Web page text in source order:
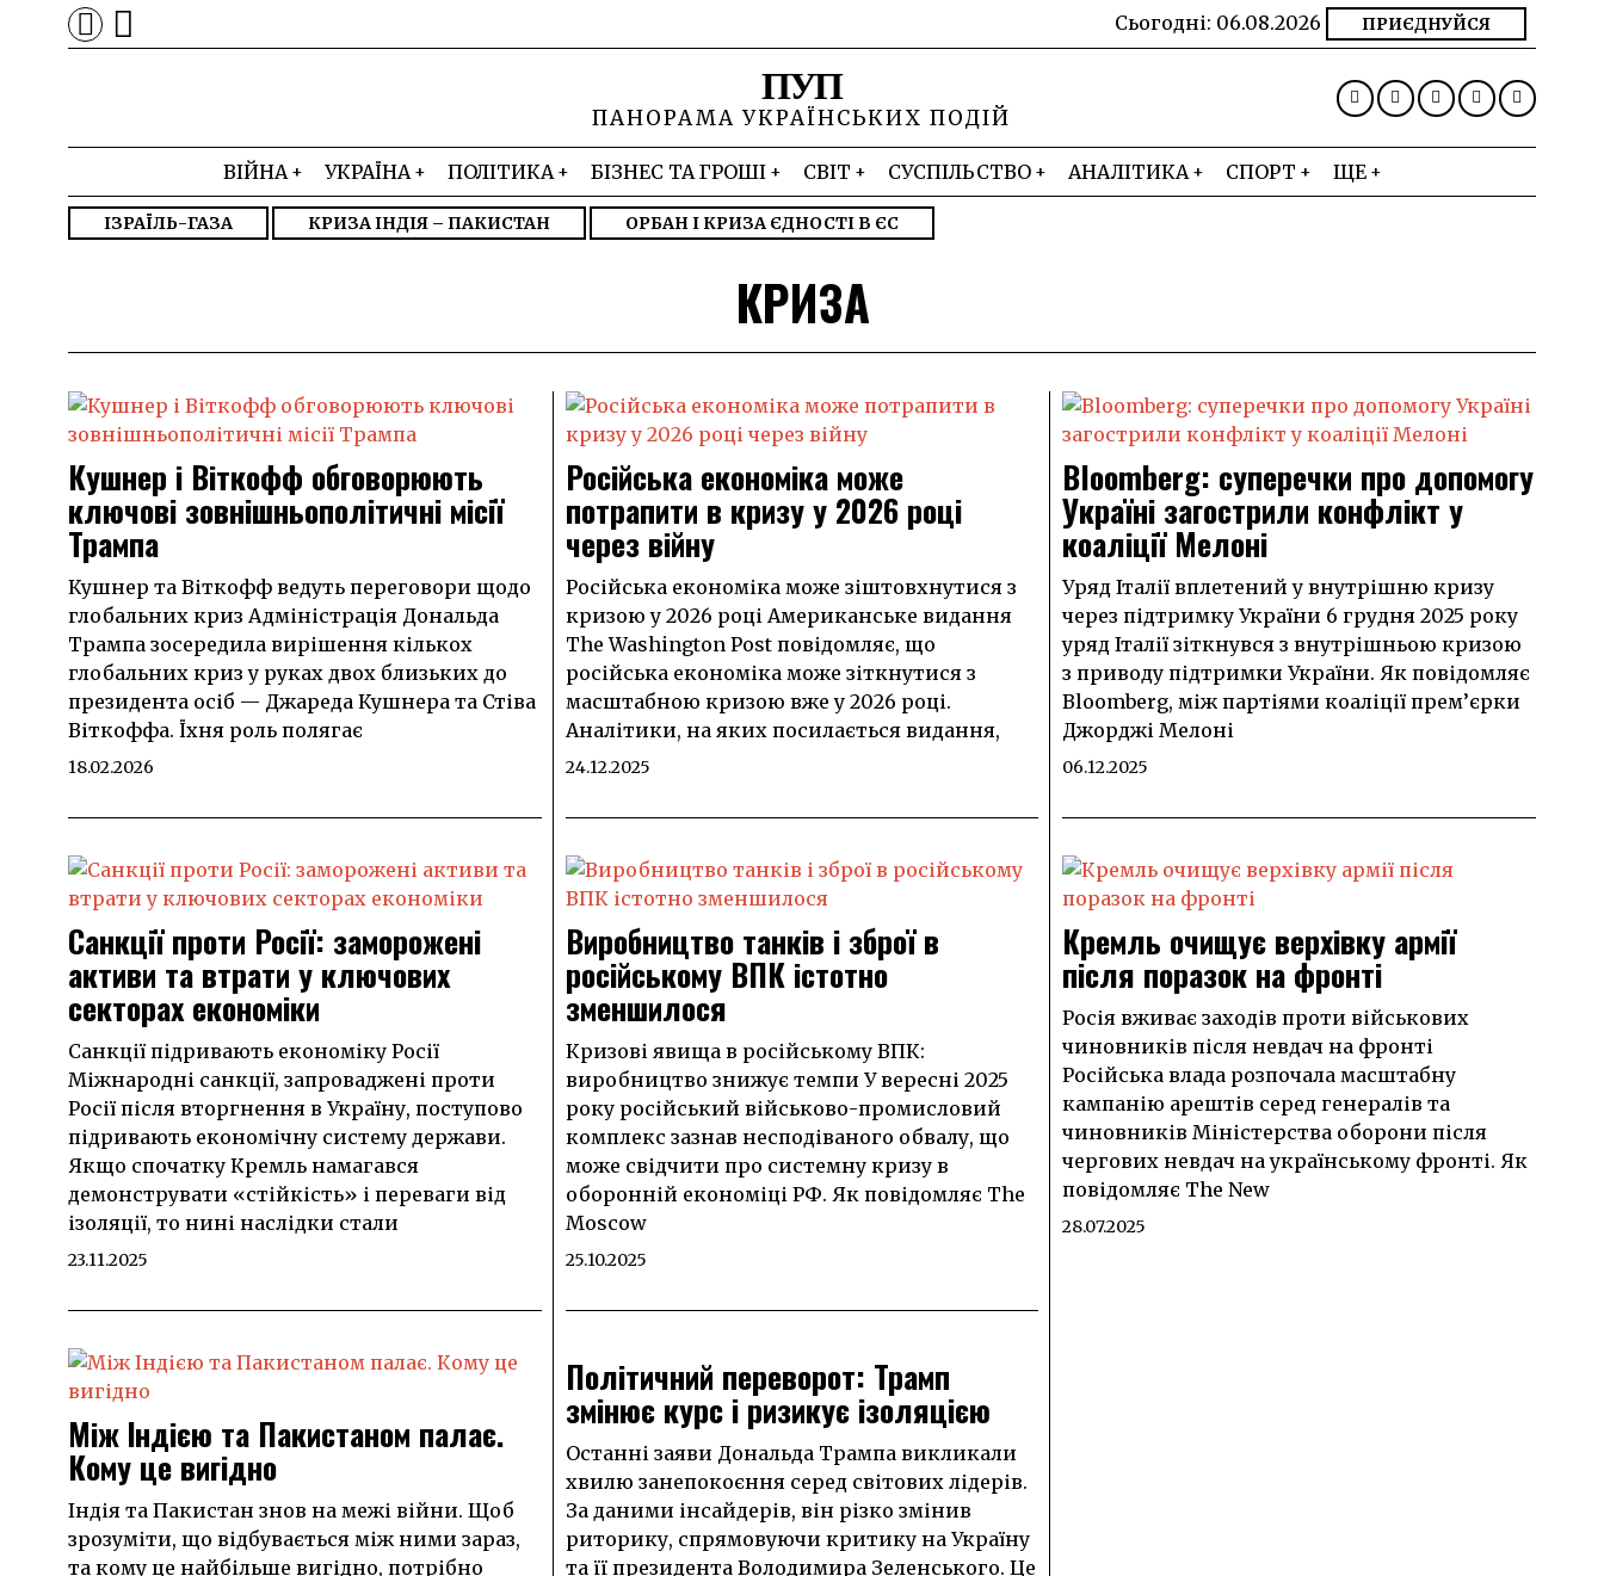
Сьогодні: 06.08.2026 ПРИЄДНУЙСЯ
ПУП
ПАНОРАМА УКРАЇНСЬКИХ ПОДІЙ
ВІЙНА УКРАЇНА ПОЛІТИКА БІЗНЕС ТА ГРОШІ СВІТ СУСПІЛЬСТВО АНАЛІТИКА СПОРТ ЩЕ
ІЗРАЇЛЬ-ГАЗА КРИЗА ІНДІЯ – ПАКИСТАН ОРБАН І КРИЗА ЄДНОСТІ В ЄС
КРИЗА
Кушнер і Віткофф обговорюють
ключові зовнішньополітичні місії
Трампа
Кушнер та Віткофф ведуть переговори щодо
глобальних криз Адміністрація Дональда
Трампа зосередила вирішення кількох
глобальних криз у руках двох близьких до
президента осіб — Джареда Кушнера та Стіва
Віткоффа. Їхня роль полягає
18.02.2026
Російська економіка може
потрапити в кризу у 2026 році
через війну
Російська економіка може зіштовхнутися з
кризою у 2026 році Американське видання
The Washington Post повідомляє, що
російська економіка може зіткнутися з
масштабною кризою вже у 2026 році.
Аналітики, на яких посилається видання,
24.12.2025
Bloomberg: суперечки про допомогу
Україні загострили конфлікт у
коаліції Мелоні
Уряд Італії вплетений у внутрішню кризу
через підтримку України 6 грудня 2025 року
уряд Італії зіткнувся з внутрішньою кризою
з приводу підтримки України. Як повідомляє
Bloomberg, між партіями коаліції прем’єрки
Джорджі Мелоні
06.12.2025
Санкції проти Росії: заморожені
активи та втрати у ключових
секторах економіки
Санкції підривають економіку Росії
Міжнародні санкції, запроваджені проти
Росії після вторгнення в Україну, поступово
підривають економічну систему держави.
Якщо спочатку Кремль намагався
демонструвати «стійкість» і переваги від
ізоляції, то нині наслідки стали
23.11.2025
Виробництво танків і зброї в
російському ВПК істотно
зменшилося
Кризові явища в російському ВПК:
виробництво знижує темпи У вересні 2025
року російський військово-промисловий
комплекс зазнав несподіваного обвалу, що
може свідчити про системну кризу в
оборонній економіці РФ. Як повідомляє The
Moscow
25.10.2025
Кремль очищує верхівку армії
після поразок на фронті
Росія вживає заходів проти військових
чиновників після невдач на фронті
Російська влада розпочала масштабну
кампанію арештів серед генералів та
чиновників Міністерства оборони після
чергових невдач на українському фронті. Як
повідомляє The New
28.07.2025
Між Індією та Пакистаном палає.
Кому це вигідно
Індія та Пакистан знов на межі війни. Щоб
зрозуміти, що відбувається між ними зараз,
та кому це найбільше вигідно, потрібно
Політичний переворот: Трамп
змінює курс і ризикує ізоляцією
Останні заяви Дональда Трампа викликали
хвилю занепокоєння серед світових лідерів.
За даними інсайдерів, він різко змінив
риторику, спрямовуючи критику на Україну
та її президента Володимира Зеленського. Це